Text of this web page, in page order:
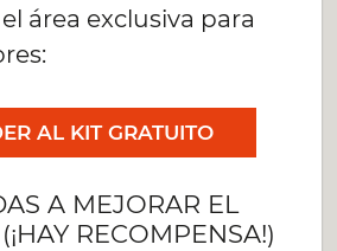
área exclusiva para
AL KIT GRATUITO
A MEJORAR EL
RECOMPENSA!)